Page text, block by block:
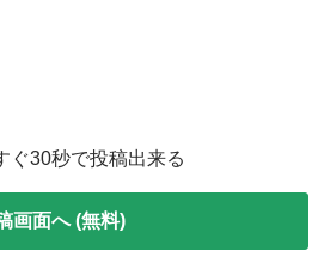
ぐ30秒で投稿出来る
画面へ (無料)